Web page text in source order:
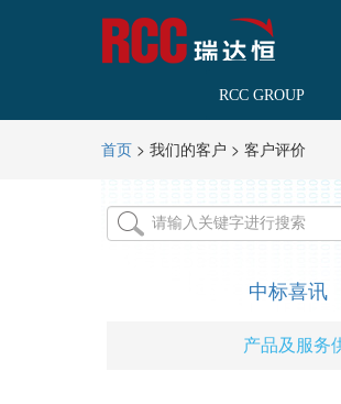
RCC GROUP
首页 > 我们的客户 > 客户评价
中标喜讯
产品及服务